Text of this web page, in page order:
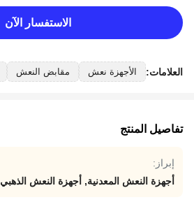
الاستفسار الآن
العلامات: الأجهزة نعش مقابض النعش
تفاصيل المنتج
إبراز:
أجهزة النعش المعدنية, أجهزة النعش الذهبي